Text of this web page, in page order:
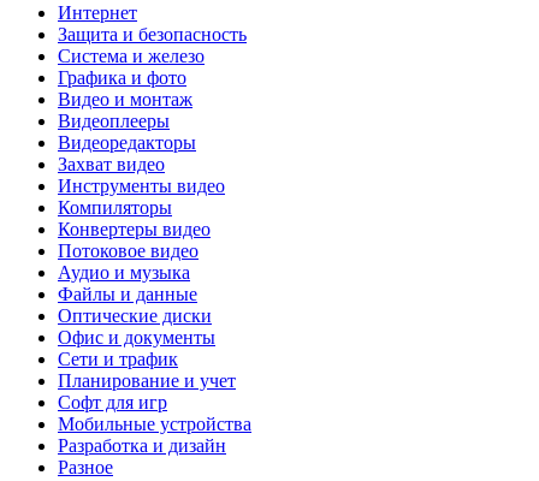
Интернет
Защита и безопасность
Система и железо
Графика и фото
Видео и монтаж
Видеоплееры
Видеоредакторы
Захват видео
Инструменты видео
Компиляторы
Конвертеры видео
Потоковое видео
Аудио и музыка
Файлы и данные
Оптические диски
Офис и документы
Сети и трафик
Планирование и учет
Софт для игр
Мобильные устройства
Разработка и дизайн
Разное